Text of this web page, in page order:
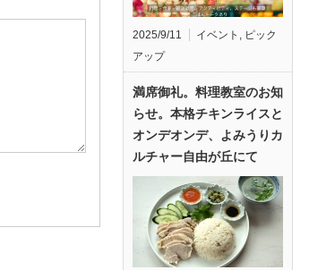
2025/9/11 イベント , ピック
アップ
満席御礼。料理教室のお知
らせ。本格チキンライスと
オンデオンデ、よみうりカ
ルチャー自由が丘にて